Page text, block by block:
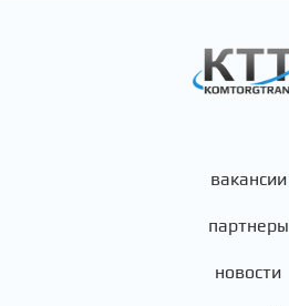
вакансии
партнеры
новости